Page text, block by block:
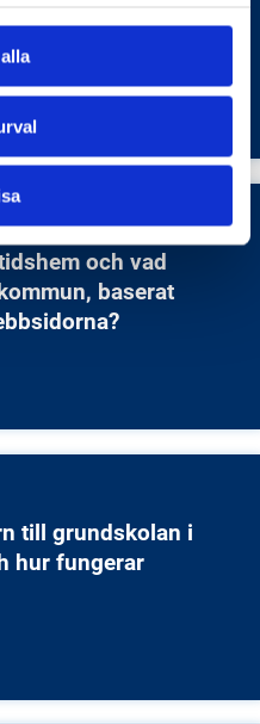
och vad
baserat
till grundskolan i
hur fungerar